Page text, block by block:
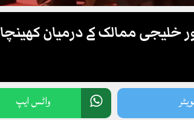
ممالک کے درمیان کھینچا
واٹس ایپ